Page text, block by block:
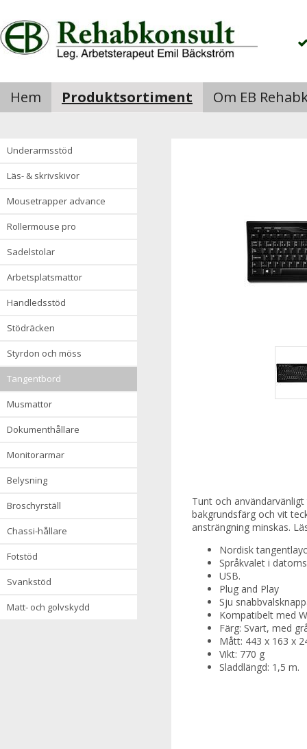
Hem Produktsortiment Om EB
underarmsstöd
läs- & skrivskivor
mousetrapper advance
rollermouse pro
sadelstolar
arbetsplatsmattor
handledsstöd
stödräcken
styrdon och möss
tangentbord
musmattor
dokumenthållare
monitorarmar
belysning
broschyrställ
chassi-hållare
fotstöd
svankstöd
matt- och golvskydd
Tunt och
bakgrundsfärg och vit
ansträngning minskas.
Nordisk
Språkvalet i
USB.
Plug and Play
Sju
Kompatibelt med
Färg: Svart, med
Mått: 443 x 163 x
Vikt: 770 g
Sladdlängd: 1,5 m.